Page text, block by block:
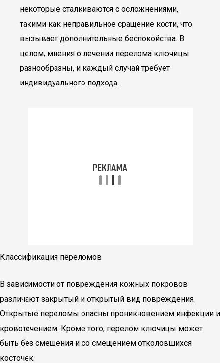
некоторые сталкиваются с осложнениями,
такими как неправильное сращение кости, что
вызывает дополнительные беспокойства. В
целом, мнения о лечении перелома ключицы
разнообразны, и каждый случай требует
индивидуального подхода.
Классификация переломов
В зависимости от повреждения кожных покровов
различают закрытый и открытый вид повреждения.
Открытые переломы опасны проникновением инфекции и
кровотечением. Кроме того, перелом ключицы может
быть без смещения и со смещением отколовшихся
косточек.